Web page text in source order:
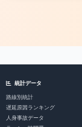
統計データ
路線別統計
遅延原因ランキング
人身事故データ